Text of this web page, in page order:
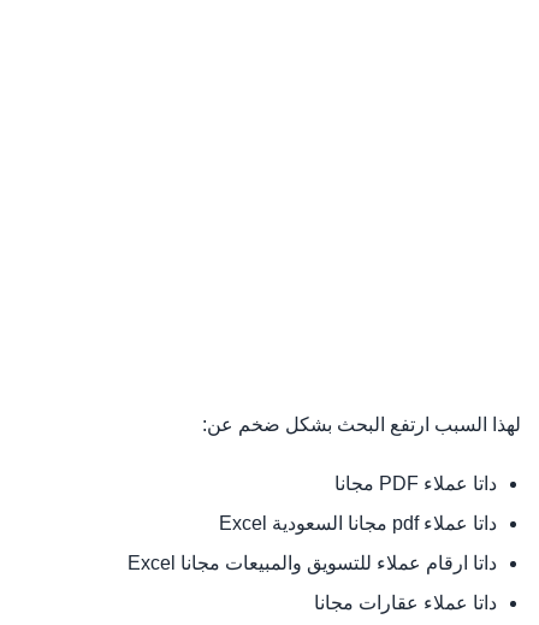
لهذا السبب ارتفع البحث بشكل ضخم عن:
داتا عملاء PDF مجانا
داتا عملاء pdf مجانا السعودية Excel
داتا ارقام عملاء للتسويق والمبيعات مجانا Excel
داتا عملاء عقارات مجانا